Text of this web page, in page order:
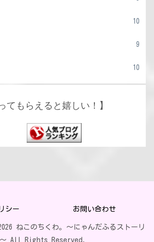
10
9
10
てもらえると嬉しい！】
シー お問い合わせ
ねこのちくわ。〜にゃんだふるストーリ
All Rights Reserved.